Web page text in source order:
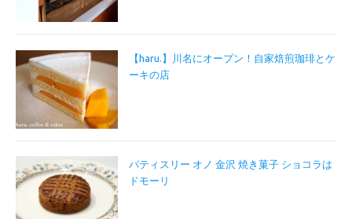
【haru.】川名にオープン！自家焙煎珈琲とケ
ーキの店
パティスリー オノ 金沢 焼き菓子 ショコラは
ドモーリ